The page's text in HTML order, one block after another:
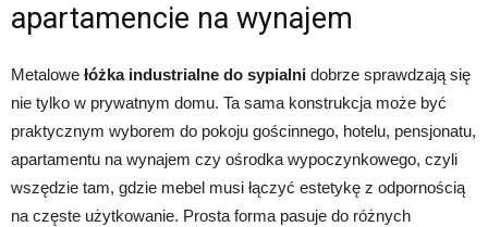
apartamencie na wynajem
Metalowe łóżka industrialne do sypialni dobrze sprawdzają się
nie tylko w prywatnym domu. Ta sama konstrukcja może być
praktycznym wyborem do pokoju gościnnego, hotelu, pensjonatu,
apartamentu na wynajem czy ośrodka wypoczynkowego, czyli
wszędzie tam, gdzie mebel musi łączyć estetykę z odpornością
na częste użytkowanie. Prosta forma pasuje do różnych